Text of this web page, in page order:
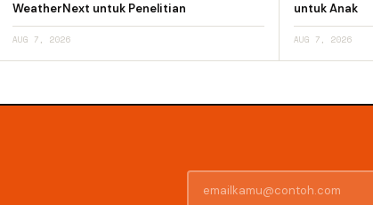
WeatherNext untuk Penelitian
AUG 7, 2026
untuk Anak
AUG 7, 2026